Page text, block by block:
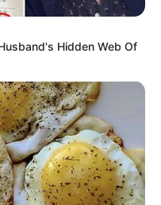
Hidden Web Of